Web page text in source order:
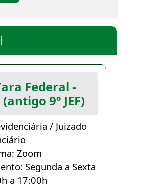
Federal -
(antigo 9º JEF)
/ Juizado
Zoom
Segunda a Sexta
a 17:00h